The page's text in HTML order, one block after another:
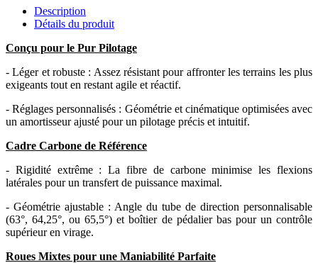
Description
Détails du produit
Conçu pour le Pur Pilotage
- Léger et robuste : Assez résistant pour affronter les terrains les plus
exigeants tout en restant agile et réactif.
- Réglages personnalisés : Géométrie et cinématique optimisées avec
un amortisseur ajusté pour un pilotage précis et intuitif.
Cadre Carbone de Référence
- Rigidité extrême : La fibre de carbone minimise les flexions
latérales pour un transfert de puissance maximal.
- Géométrie ajustable : Angle du tube de direction personnalisable
(63°, 64,25°, ou 65,5°) et boîtier de pédalier bas pour un contrôle
supérieur en virage.
Roues Mixtes pour une Maniabilité Parfaite